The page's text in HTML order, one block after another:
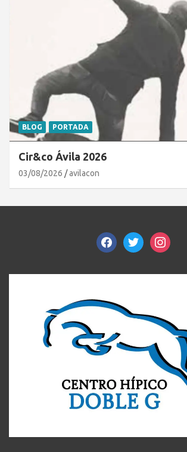
BLOG PORTADA
Cir&co Ávila 2026
03/08/2026 avilacon
facebooktwitterinstagram